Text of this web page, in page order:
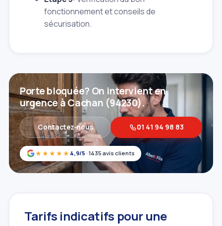
fonctionnement et conseils de
sécurisation.
★★★★★ 4,9/5 · 1435 avis clients
Porte bloquée? On intervient en
urgence à Cachan (94230).
Contactez‑nous 01 41 94 98 83
Tarifs indicatifs pour une